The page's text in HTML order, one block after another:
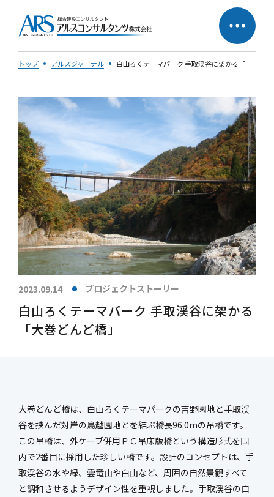
サステナビリティへの
取り組み
社長メッセージ
会社概要
営業所一覧
会社の歩み
50周年特設ページ
新社屋特設ページ
トップ アルスジャーナル 白山ろくテーマパーク 手取渓谷に架かる「大巻どんど橋」
2023.09.14 プロジェクトストーリー
白山ろくテーマパーク 手取渓谷に架かる
「大巻どんど橋」
大巻どんど橋は、白山ろくテーマパークの吉野園地と手取渓
谷を挟んだ対岸の鳥越園地とを結ぶ橋長96.0mの吊橋です。
この吊橋は、外ケーブ併用ＰＣ吊床版橋という構造形式を国
内で2番目に採用した珍しい橋です。設計のコンセプトは、手
取渓谷の水や緑、雲竜山や白山など、周囲の自然景観すべて
と調和させるようデザイン性を重視しました。手取渓谷の自